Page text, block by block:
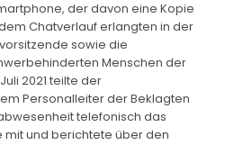
der davon eine Kopie
Chatverlauf erlangten in der
sowie die
Menschen der
2021 teilte der
Personalleiter der Beklagten
telefonisch das
und berichtete über den